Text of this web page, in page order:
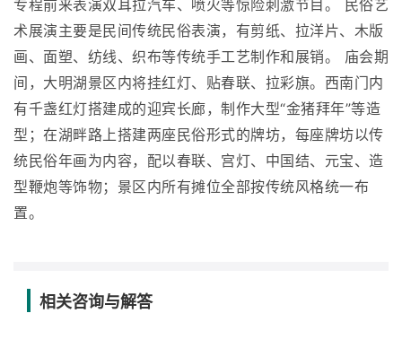
专程前来表演双耳拉汽车、喷火等惊险刺激节目。 民俗艺
术展演主要是民间传统民俗表演，有剪纸、拉洋片、木版
画、面塑、纺线、织布等传统手工艺制作和展销。 庙会期
间，大明湖景区内将挂红灯、贴春联、拉彩旗。西南门内
有千盏红灯搭建成的迎宾长廊，制作大型“金猪拜年”等造
型；在湖畔路上搭建两座民俗形式的牌坊，每座牌坊以传
统民俗年画为内容，配以春联、宫灯、中国结、元宝、造
型鞭炮等饰物；景区内所有摊位全部按传统风格统一布
置。
相关咨询与解答